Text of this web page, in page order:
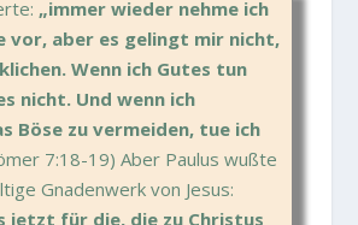
„immer wieder nehme ich
vor, aber es gelingt mir nicht,
Wenn ich Gutes tun
nicht. Und wenn ich
Böse zu vermeiden, tue ich
7:18-19) Aber Paulus wußte
Gnadenwerk von Jesus:
jetzt für die, die zu Christus